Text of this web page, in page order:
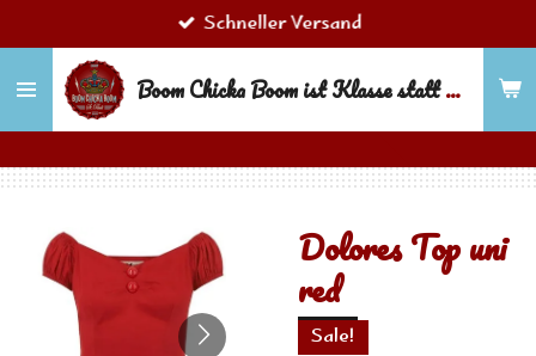
Hauptinhalt
springen
Boom Chicka Boom ist Klasse statt Masse!
Schneller Versand
Dolores Top uni
red
Sale!